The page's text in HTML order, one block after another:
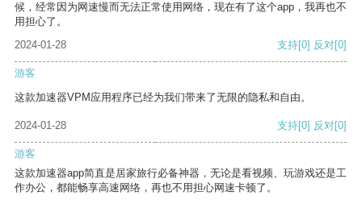
候，经常因为网速慢而无法正常使用网络，现在有了这个app，我再也不
用担心了。
2024-01-28
支持[0] 反对[0]
游客
这款加速器VPM应用程序已经为我们带来了无限的隐私和自由。
2024-01-28 支持[0] 反对[0]
游客
这款加速器app简直是居家旅行必备神器，无论是看视频、玩游戏还是工
作办公，都能畅享高速网络，再也不用担心网速卡顿了。